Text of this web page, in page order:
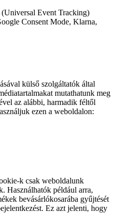
Event Tracking)
Consent Mode, Klarna,
külső szolgáltatók által
mutathatunk meg
az alábbi, harmadik féltől
ezen a weboldalon:
k csak weboldalunk
Használhatók például arra,
bevásárlókosarába gyűjtését
Ez azt jelenti, hogy